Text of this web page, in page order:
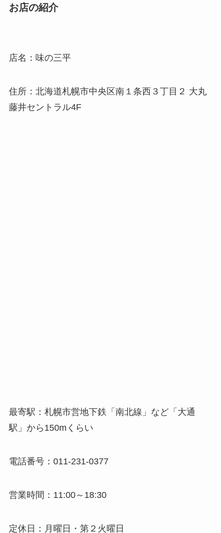
お店の紹介
店名：味の三平
住所：北海道札幌市中央区南１条西３丁目２ 大丸
藤井セントラル4F
最寄駅：札幌市営地下鉄「南北線」など「大通
駅」から150mくらい
電話番号：011-231-0377
営業時間：11:00～18:30
定休日：月曜日・第２火曜日